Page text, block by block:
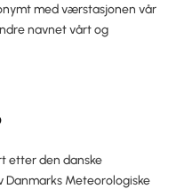
med værstasjonen vår
navnet vårt og
etter den danske
Meteorologiske